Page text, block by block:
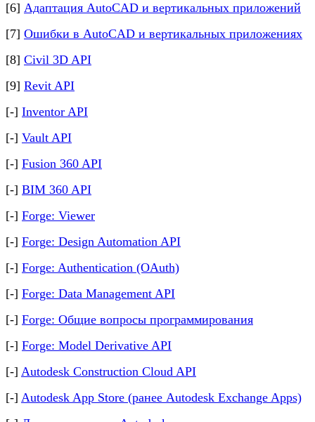
[6] Адаптация AutoCAD и вертикальных приложений
[7] Ошибки в AutoCAD и вертикальных приложениях
[8] Civil 3D API
[9] Revit API
[-] Inventor API
[-] Vault API
[-] Fusion 360 API
[-] BIM 360 API
[-] Forge: Viewer
[-] Forge: Design Automation API
[-] Forge: Authentication (OAuth)
[-] Forge: Data Management API
[-] Forge: Общие вопросы программирования
[-] Forge: Model Derivative API
[-] Autodesk Construction Cloud API
[-] Autodesk App Store (ранее Autodesk Exchange Apps)